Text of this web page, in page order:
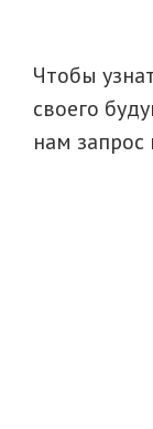
Чтобы
своего
нам запрос